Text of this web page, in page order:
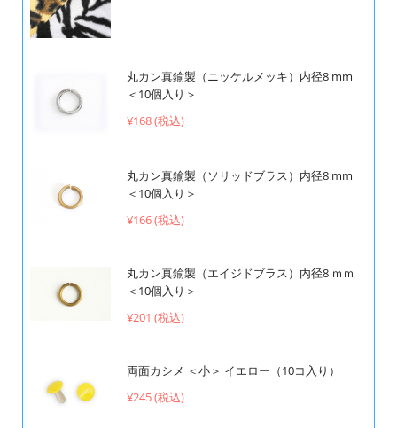
丸カン真鍮製（ニッケルメッキ）内径8 mm
＜10個入り＞
¥168 (税込)
丸カン真鍮製（ソリッドブラス）内径8 mm
＜10個入り＞
¥166 (税込)
丸カン真鍮製（エイジドブラス）内径8 ｍｍ
＜10個入り＞
¥201 (税込)
両面カシメ ＜小＞ イエロー（10コ入り）
¥245 (税込)